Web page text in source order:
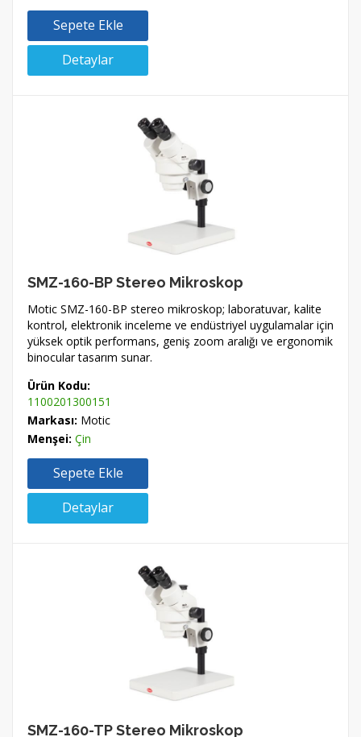
Sepete Ekle
Detaylar
SMZ-160-BP Stereo Mikroskop
Motic SMZ-160-BP stereo mikroskop; laboratuvar, kalite
kontrol, elektronik inceleme ve endüstriyel uygulamalar için
yüksek optik performans, geniş zoom aralığı ve ergonomik
binocular tasarım sunar.
Ürün Kodu:
1100201300151
Markası: Motic
Menşei: Çin
Sepete Ekle
Detaylar
SMZ-160-TP Stereo Mikroskop